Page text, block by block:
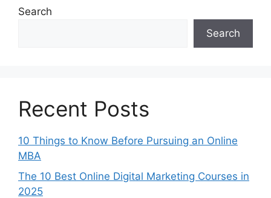
Search
Search
Recent Posts
10 Things to Know Before Pursuing an Online
MBA
The 10 Best Online Digital Marketing Courses in
2025